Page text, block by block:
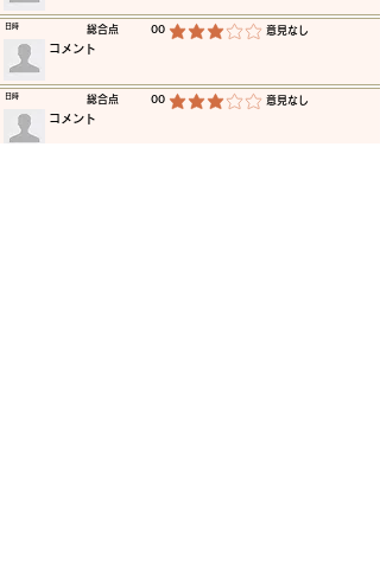
​総合点 00 平均評価 3 /5 ​意見なし
​日時
​コメント
​総合点 00 平均評価 3 /5 ​意見なし
​日時
​コメント